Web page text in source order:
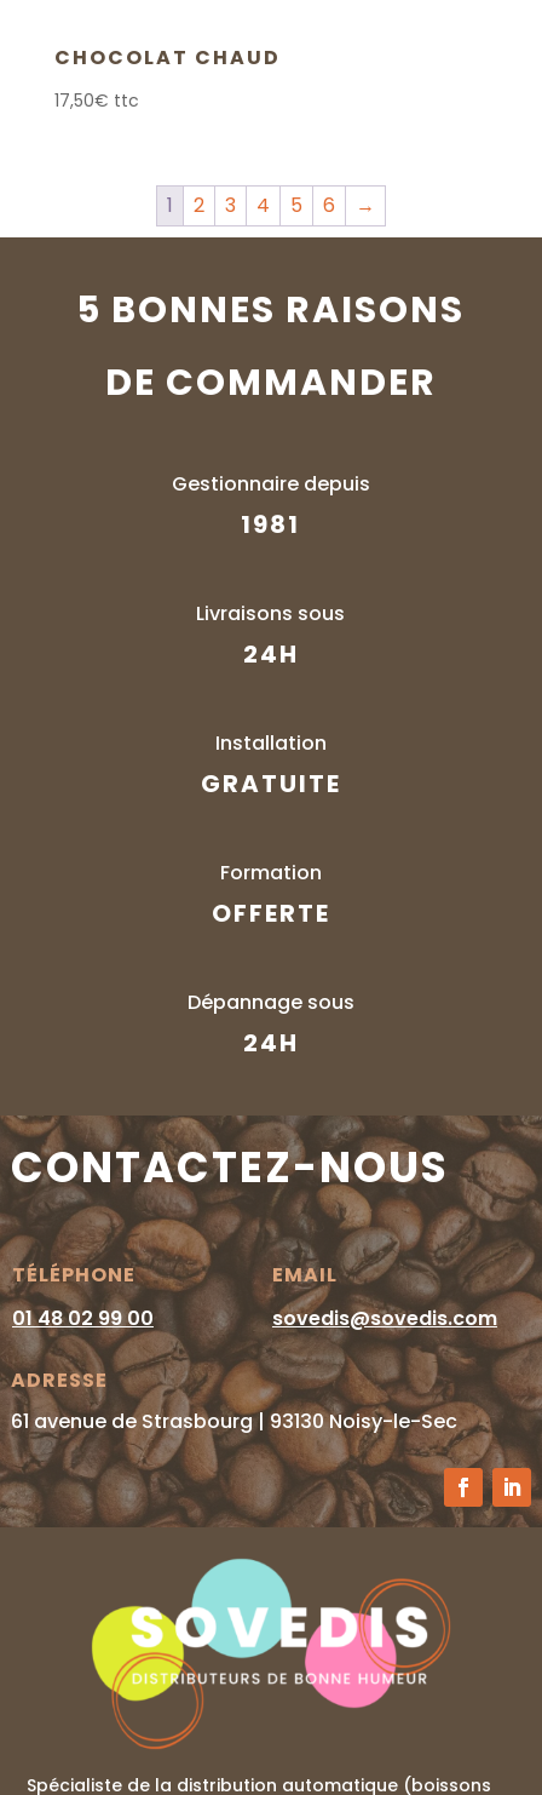
CHOCOLAT CHAUD
17,50€ ttc
1 2 3 4 5 6 →
5 BONNES RAISONS
DE COMMANDER
Gestionnaire depuis
1981
Livraisons sous
24H
Installation
GRATUITE
Formation
OFFERTE
Dépannage sous
24H
CONTACTEZ-NOUS
TÉLÉPHONE
01 48 02 99 00
EMAIL
sovedis@sovedis.com
ADRESSE
61 avenue de Strasbourg | 93130 Noisy-le-Sec
Spécialiste de la distribution automatique (boissons